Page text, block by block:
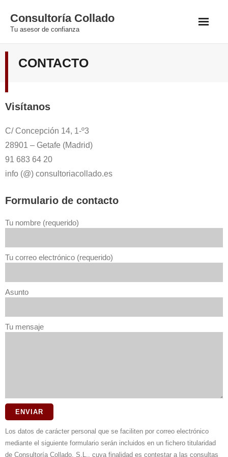
Consultoría Collado
Tu asesor de confianza
Contacto
Documentos
Acceder
CONTACTO
Visítanos
C/ Concepción 14, 1-º3
28901 – Getafe (Madrid)
91 683 64 20
info (@) consultoriacollado.es
Formulario de contacto
Tu nombre (requerido)
Tu correo electrónico (requerido)
Asunto
Tu mensaje
Los datos de carácter personal que se faciliten por correo electrónico
mediante el siguiente formulario serán incluidos en un fichero titularidad
de Consultoría Collado, S.L., cuya finalidad es contestar a las consultas